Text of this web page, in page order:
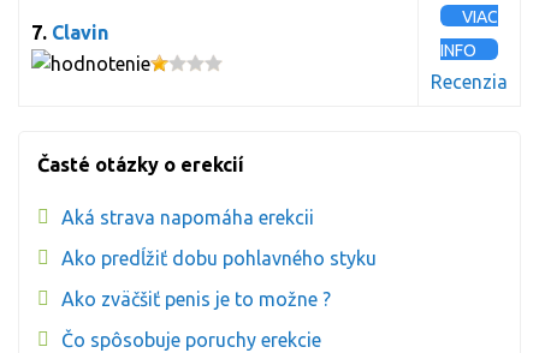
7. Clavin
VIAC
INFO
Recenzia
Časté otázky o erekcií
Aká strava napomáha erekcii
Ako predĺžiť dobu pohlavného styku
Ako zväčšiť penis je to možne ?
Čo spôsobuje poruchy erekcie